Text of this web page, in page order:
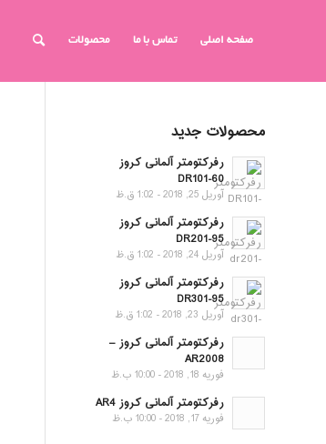
صفحه اصلی تماس با ما محصولات
محصولات جدید
رفرکتومتر آلمانی کروز
DR101-60
آوریل 25, 2018 - 1:02 ق.ظ
رفرکتومتر آلمانی کروز
DR201-95
آوریل 24, 2018 - 1:02 ق.ظ
رفرکتومتر آلمانی کروز
DR301-95
آوریل 23, 2018 - 1:02 ق.ظ
رفرکتومتر آلمانی کروز –
AR2008
فوریه 18, 2018 - 10:00 ب.ظ
رفرکتومتر آلمانی کروز AR4
فوریه 17, 2018 - 10:00 ب.ظ